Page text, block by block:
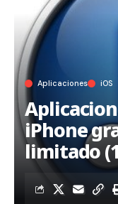
Aplicaciones iOS
iPhone
limitado